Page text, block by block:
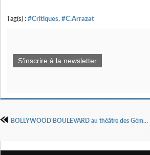
Tag(s) : #Critiques, #C.Arrazat
S'inscrire à la newsletter
BOLLYWOOD BOULEVARD au théâtre des Gémeaux parisiens